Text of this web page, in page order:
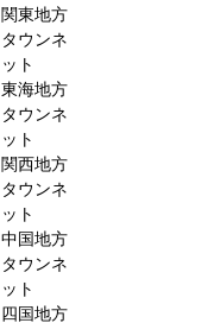
関東地方
タウンネ
ット
東海地方
タウンネ
ット
関西地方
タウンネ
ット
中国地方
タウンネ
ット
四国地方